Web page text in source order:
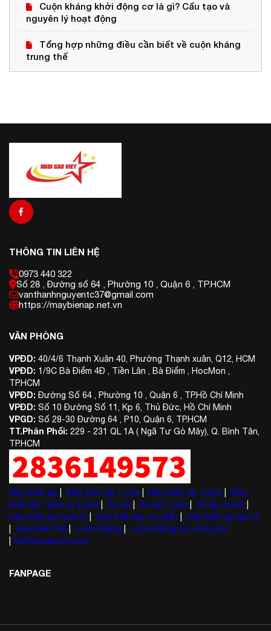
Cuộn kháng khởi động cơ là gì? Cấu tạo và
nguyên lý hoạt động
Tổng hợp những điều cần biết về cuộn kháng
trung thế
THÔNG TIN LIÊN HỆ
0973 440 322
Số 28 , Đường số 64 , Phường 10 , Quận 6 , TP.HCM
vanthanhnguyentc37@gmail.com
https://maybienap.net.vn
VĂN PHÒNG
VPĐD: 40/4/6 Thạnh Xuân 40, Phường Thạnh xuân, Q12, HCM
VPĐD: 1/9C Bà Điểm 4Đ , Tiền Lân , Bà Điểm , HocMon ,
TP.HCM
VPĐD: Đường Số 64 , Phường 10 , Quận 6 , TP.Hồ Chí Minh
VPĐD: Số 10 Đường Số 11, Kp 6, Thủ Đức, Hồ Chí Minh
VPGD: Số 28-30 Đường 64 , P10, Quận 6, TP.HCM
TT.Phân Phối: 229 - 231 QL 1A ( Ngã Tư Gò Mây), Q. Bình Tân,
TP.HCM
Máy biến áp Máy biến áp 1 pha Máy biến áp 3 pha
Máy
biến áp 1 pha ra 3 pha
ổn áp ổn áp 1 pha ổn áp 3 pha
máy biến áp cách ly
máy biến áp tự ngẫu
máy biến áp giá rẻ
máy biến thế cuộn kháng
cuộn kháng lọc sóng hài
maybienapnsv.com
FANPAGE